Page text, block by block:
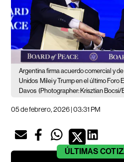
Argentina firma acuerdo comercial y
Unidos Milei y Trump en el último Foro
Davos (Photographer: Krisztian Bocsi/
05 de febrero, 2026 | 03:31 PM
ÚLTIMAS